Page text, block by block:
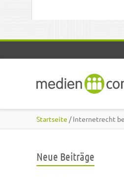
Startseite / Internetrecht
Neue Beiträge